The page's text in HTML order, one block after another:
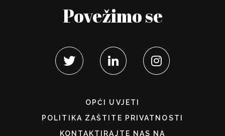
Povežimo se
OPĆI UVJETI
POLITIKA ZAŠTITE PRIVATNOSTI
KONTAKTIRAJTE NAS NA